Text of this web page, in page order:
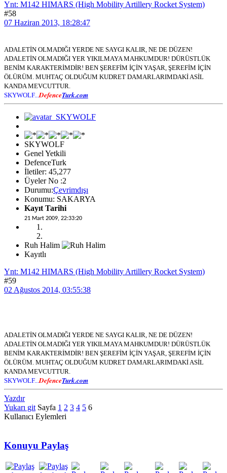
Ynt: M142 HIMARS (High Mobility Artillery Rocket System)
#58
07 Haziran 2013, 18:28:47
ADALETİN OLMADIĞI YERDE NE SAYGI KALIR, NE DE DÜZEN!
ADALETİN OLMADIĞI YER YIKILMAYA MAHKUMDUR! DÜRÜSTLÜK
BENİM KARAKTERİMDİR! BEN ŞEREFİM İÇİN YAŞAR, ŞEREFİM İÇİN
ÖLÜRÜM. MUHTAÇ OLDUĞUM KUDRET DAMARLARIMDAKİ ASİL
KANDA MEVCUTTUR.
SKYWOLF... DefenceTurk.com
SKYWOLF
Genel Yetkili
DefenceTurk
İletiler: 45,277
Üyeler No :2
Durumu:Çevrimdışı
Konumu: SAKARYA
Kayıt Tarihi
21 Mart 2009, 22:33:20
Ruh Halim
Kayıtlı
Ynt: M142 HIMARS (High Mobility Artillery Rocket System)
#59
02 Ağustos 2014, 03:55:38
ADALETİN OLMADIĞI YERDE NE SAYGI KALIR, NE DE DÜZEN!
ADALETİN OLMADIĞI YER YIKILMAYA MAHKUMDUR! DÜRÜSTLÜK
BENİM KARAKTERİMDİR! BEN ŞEREFİM İÇİN YAŞAR, ŞEREFİM İÇİN
ÖLÜRÜM. MUHTAÇ OLDUĞUM KUDRET DAMARLARIMDAKİ ASİL
KANDA MEVCUTTUR.
SKYWOLF... DefenceTurk.com
Yazdır
Yukarı git Sayfa 1 2 3 4 5 6
Kullanıcı Eylemleri
Konuyu Paylaş